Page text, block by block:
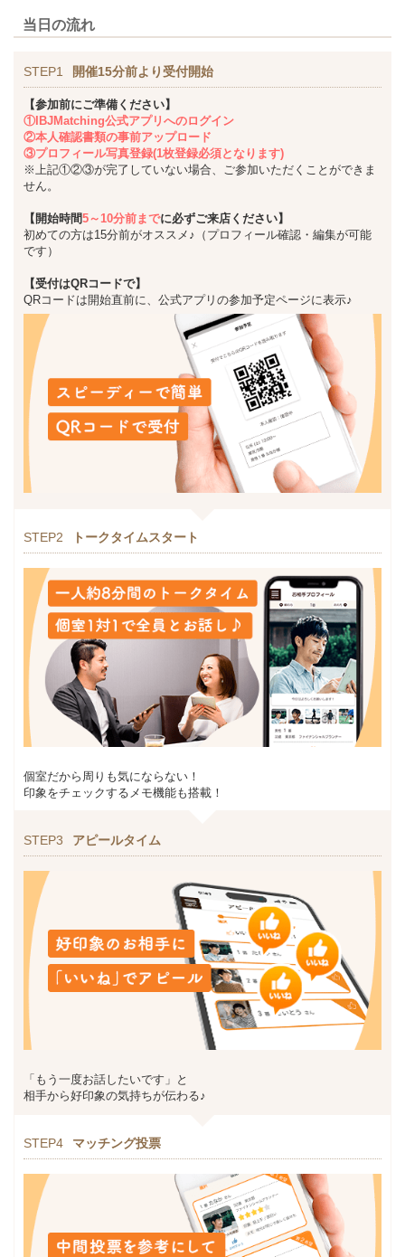
当日の流れ
STEP1 開催15分前より受付開始
【参加前にご準備ください】
①IBJMatching公式アプリへのログイン
②本人確認書類の事前アップロード
③プロフィール写真登録(1枚登録必須となります)
※上記①②③が完了していない場合、ご参加いただくことができま
せん。
【開始時間5～10分前までに必ずご来店ください】
初めての方は15分前がオススメ♪（プロフィール確認・編集が可能
です）
【受付はQRコードで】
QRコードは開始直前に、公式アプリの参加予定ページに表示♪
STEP2 トークタイムスタート
個室だから周りも気にならない！
印象をチェックするメモ機能も搭載！
STEP3 アピールタイム
「もう一度お話したいです」と
相手から好印象の気持ちが伝わる♪
STEP4 マッチング投票